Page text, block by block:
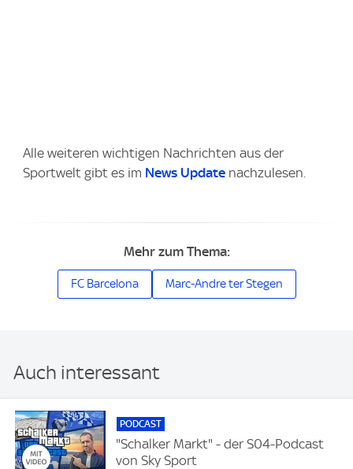
Alle weiteren wichtigen Nachrichten aus der
Sportwelt gibt es im News Update nachzulesen.
Mehr zum Thema:
FC Barcelona Marc-Andre ter Stegen
Auch interessant
PODCAST
"Schalker Markt" - der S04-Podcast
von Sky Sport